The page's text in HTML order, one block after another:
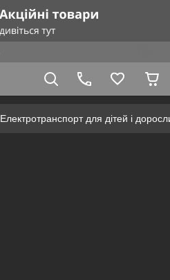
Електротранспорт для дітей і